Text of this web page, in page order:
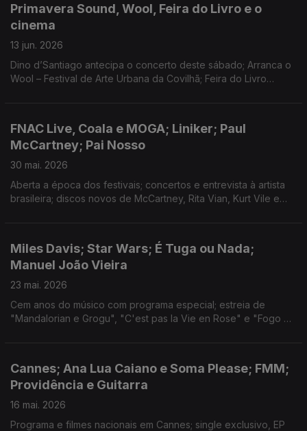
Primavera Sound, Wool, Feira do Livro e o
cinema
13 jun. 2026
Dino d’Santiago antecipa o concerto deste sábado; Arranca o
Wool – Festival de Arte Urbana da Covilhã; Feira do Livro
FNAC Live, Coala e MOGA; Liniker; Paul
McCartney; Pai Nosso
30 mai. 2026
Aberta a época dos festivais; concertos e entrevista à artista
brasileira; discos novos de McCartney, Rita Vian, Kurt Vile e
Miles Davis; Star Wars; É Tuga ou Nada;
Manuel João Vieira
23 mai. 2026
Cem anos do músico com programa especial; estreia de
"Mandalorian e Grogu", "C'est pas la Vie en Rose" e "Fogo do
Cannes; Ana Lua Caiano e Soma Please; FMM;
Providência e Guitarra
16 mai. 2026
Programa e filmes nacionais em Cannes; single exclusivo, EP